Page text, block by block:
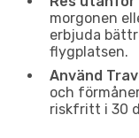
morgonen
erbjuda
flygplatsen.
Använd
och
riskfritt i 30